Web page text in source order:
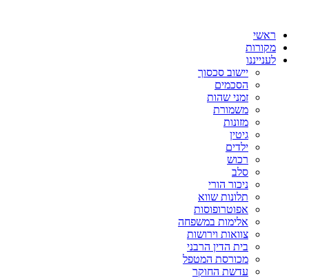
ראשי
מקורות
לענייננו
יישוב סכסוך
הסכמים
זמני שהות
משמורת
מזונות
גיטין
ילדים
רכוש
סלב
ניכור הורי
תלונות שווא
אפוטרופוסות
אלימות במשפחה
צוואות וירושות
בית הדין הרבני
מכורסת המטפל
עדשת החוקר